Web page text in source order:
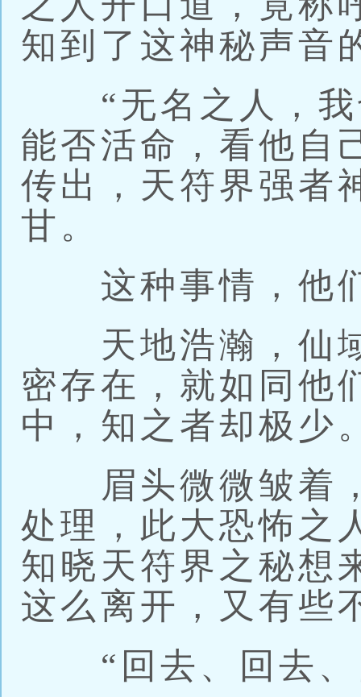
知到了这神秘声音
“无名之人，我
能否活命，看他自
传出，天符界强者
甘。
这种事情，他
天地浩瀚，仙域
密存在，就如同他
中，知之者却极少
眉头微微皱着，
处理，此大恐怖之
知晓天符界之秘想
这么离开，又有些
“回去、回去